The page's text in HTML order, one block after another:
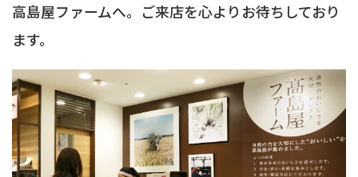
高島屋ファームへ。ご来店を心よりお待ちしており
ます。